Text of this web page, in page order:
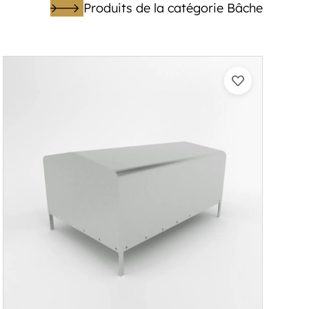
Produits de la catégorie Bâche